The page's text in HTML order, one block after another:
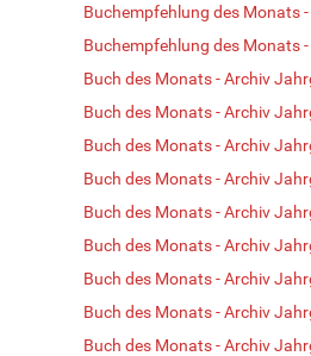
Buchempfehlung des Monats
Buchempfehlung des Monats
Buch des Monats - Archiv
Buch des Monats - Archiv
Buch des Monats - Archiv
Buch des Monats - Archiv
Buch des Monats - Archiv
Buch des Monats - Archiv
Buch des Monats - Archiv
Buch des Monats - Archiv
Buch des Monats - Archiv